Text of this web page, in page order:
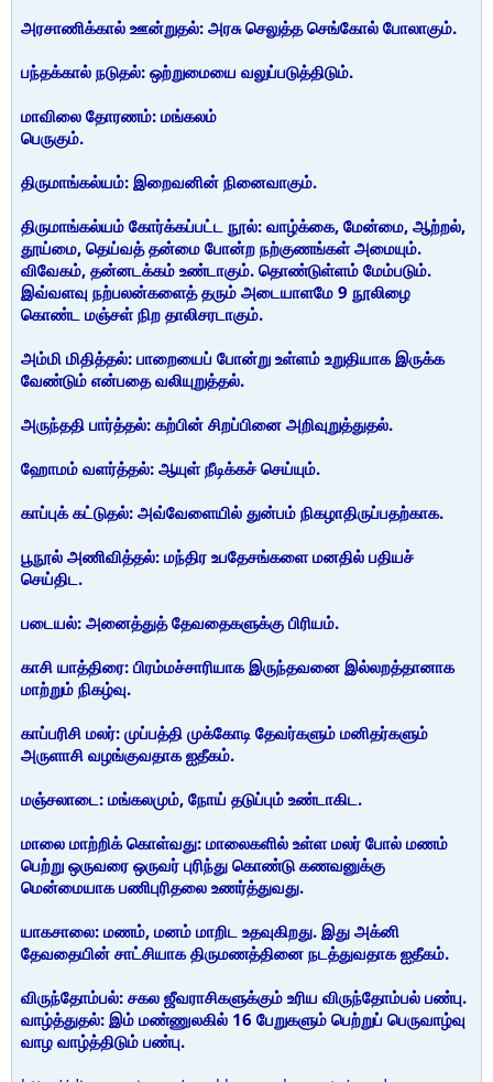
அரசாணிக்கால் ஊன்றுதல்: அரசு செலுத்த செங்கோல் போலாகும்.
பந்தக்கால் நடுதல்: ஒற்றுமையை வலுப்படுத்திடும்.
மாவிலை தோரணம்: மங்கலம்
பெருகும்.
திருமாங்கல்யம்: இறைவனின் நினைவாகும்.
திருமாங்கல்யம் கோர்க்கப்பட்ட நூல்: வாழ்க்கை, மேன்மை, ஆற்றல்,
தூய்மை, தெய்வத் தன்மை போன்ற நற்குணங்கள் அமையும்.
விவேகம், தன்னடக்கம் உண்டாகும். தொண்டுள்ளம் மேம்படும்.
இவ்வளவு நற்பலன்களைத் தரும் அடையாளமே 9 நூலிழை
கொண்ட மஞ்சள் நிற தாலிசரடாகும்.
அம்மி மிதித்தல்: பாறையைப் போன்று உள்ளம் உறுதியாக இருக்க
வேண்டும் என்பதை வலியுறுத்தல்.
அருந்ததி பார்த்தல்: கற்பின் சிறப்பினை அறிவுறுத்துதல்.
ஹோமம் வளர்த்தல்: ஆயுள் நீடிக்கச் செய்யும்.
காப்புக் கட்டுதல்: அவ்வேளையில் துன்பம் நிகழாதிருப்பதற்காக.
பூநூல் அணிவித்தல்: மந்திர உபதேசங்களை மனதில் பதியச்
செய்திட.
படையல்: அனைத்துத் தேவதைகளுக்கு பிரியம்.
காசி யாத்திரை: பிரம்மச்சாரியாக இருந்தவனை இல்லறத்தானாக
மாற்றும் நிகழ்வு.
காப்பரிசி மலர்: முப்பத்தி முக்கோடி தேவர்களும் மனிதர்களும்
அருளாசி வழங்குவதாக ஐதீகம்.
மஞ்சலாடை: மங்கலமும், நோய் தடுப்பும் உண்டாகிட.
மாலை மாற்றிக் கொள்வது: மாலைகளில் உள்ள மலர் போல் மணம்
பெற்று ஒருவரை ஒருவர் புரிந்து கொண்டு கணவனுக்கு
மென்மையாக பணிபுரிதலை உணர்த்துவது.
யாகசாலை: மணம், மனம் மாறிட உதவுகிறது. இது அக்னி
தேவதையின் சாட்சியாக திருமணத்தினை நடத்துவதாக ஐதீகம்.
விருந்தோம்பல்: சகல ஜீவராசிகளுக்கும் உரிய விருந்தோம்பல் பண்பு.
வாழ்த்துதல்: இம் மண்ணுலகில் 16 பேறுகளும் பெற்றுப் பெருவாழ்வு
வாழ வாழ்த்திடும் பண்பு.